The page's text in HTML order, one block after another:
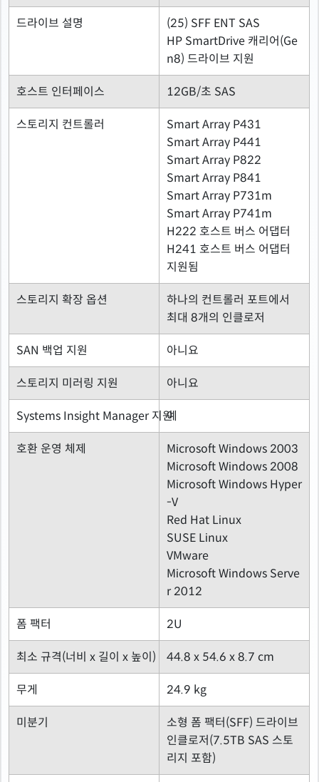
드라이브 설명
(25) SFF ENT SAS
HP SmartDrive 캐리어(Ge
n8) 드라이브 지원
호스트 인터페이스 12GB/초 SAS
스토리지 컨트롤러
Smart Array P431
Smart Array P441
Smart Array P822
Smart Array P841
Smart Array P731m
Smart Array P741m
H222 호스트 버스 어댑터
H241 호스트 버스 어댑터
지원됨
스토리지 확장 옵션
하나의 컨트롤러 포트에서
최대 8개의 인클로저
SAN 백업 지원 아니요
스토리지 미러링 지원 아니요
Systems Insight Manager 지원
예
호환 운영 체제
Microsoft Windows 2003
Microsoft Windows 2008
Microsoft Windows Hyper
-V
Red Hat Linux
SUSE Linux
VMware
Microsoft Windows Serve
r 2012
폼 팩터 2U
최소 규격(너비 x 길이 x 높이) 44.8 x 54.6 x 8.7 cm
무게 24.9 kg
미분기
소형 폼 팩터(SFF) 드라이브
인클로저(7.5TB SAS 스토
리지 포함)